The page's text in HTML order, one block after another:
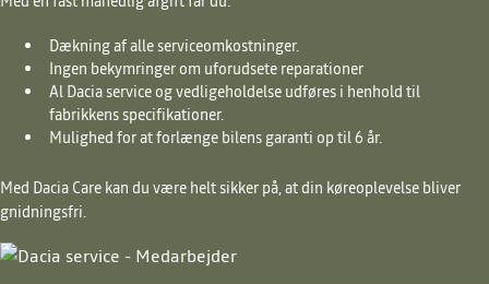
Dækning af alle serviceomkostninger.
Ingen bekymringer om uforudsete reparationer
Al Dacia service og vedligeholdelse udføres i henhold til
fabrikkens specifikationer.
Mulighed for at forlænge bilens garanti op til 6 år.
Med Dacia Care kan du være helt sikker på, at din køreoplevelse bliver
gnidningsfri.